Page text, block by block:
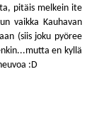
pitäis melkein ite
vaikka Kauhavan
(siis joku pyöree
en kyllä
:D